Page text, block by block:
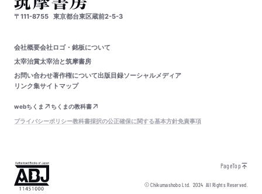
〒111-8755 東京都台東区蔵前2-5-3
会社概要会社ロゴ・銘板について
太宰治賞太宰治と筑摩書房
お問い合わせ著作権について出版目録ソーシャルメディア
リンク集サイトマップ
webちくま
ちくまの教科書
プライバシーポリシー教科書採択の公正確保に関する基本方針免責事項
PageTop
© Chikumashobo Ltd.2024 All Rights Reserved.